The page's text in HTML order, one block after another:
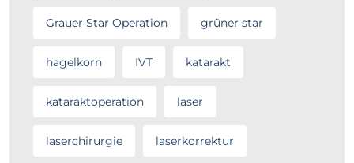
Grauer Star Operation grüner star
hagelkorn IVT katarakt
kataraktoperation laser
laserchirurgie laserkorrektur